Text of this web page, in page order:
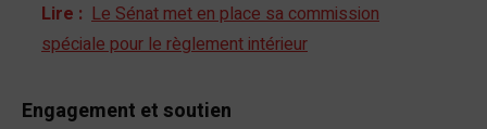
Lire : Le Sénat met en place sa commission
spéciale pour le règlement intérieur
Engagement et soutien